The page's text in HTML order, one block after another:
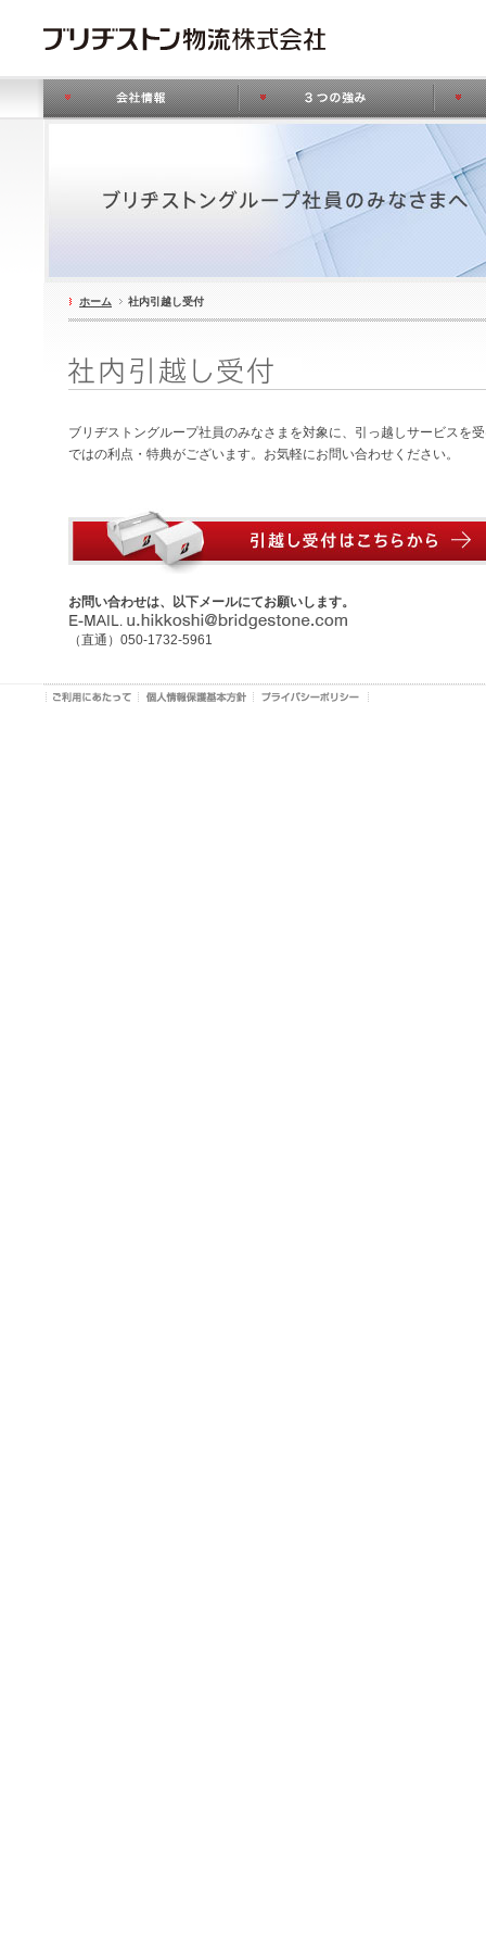
ホーム 社内引越し受付
ブリヂストングループ社員のみなさまを対象に、引っ越しサービスを
ではの利点・特典がございます。お気軽にお問い合わせください。
お問い合わせは、以下メールにてお願いします。
（直通）050-1732-5961